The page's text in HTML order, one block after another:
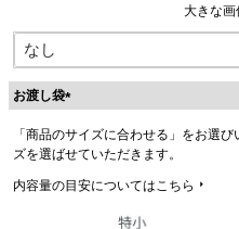
大きな画
お渡し袋
必
須
)
「商品のサイズに合わせる」をお選
ズを選ばせていただきます。
内容量の目安についてはこちら